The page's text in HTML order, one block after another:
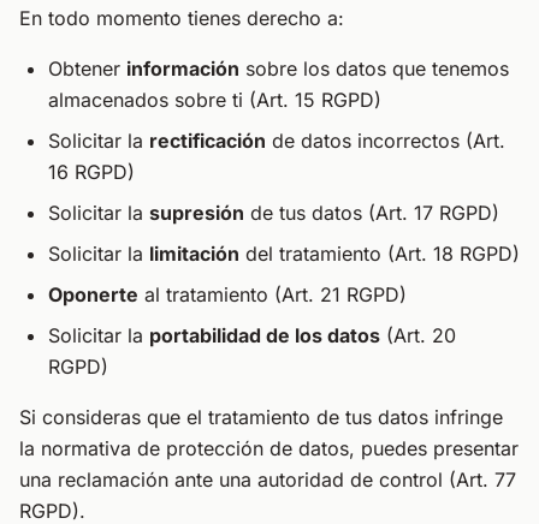
En todo momento tienes derecho a:
Obtener información sobre los datos que tenemos
almacenados sobre ti (Art. 15 RGPD)
Solicitar la rectificación de datos incorrectos (Art.
16 RGPD)
Solicitar la supresión de tus datos (Art. 17 RGPD)
Solicitar la limitación del tratamiento (Art. 18 RGPD)
Oponerte al tratamiento (Art. 21 RGPD)
Solicitar la portabilidad de los datos (Art. 20
RGPD)
Si consideras que el tratamiento de tus datos infringe
la normativa de protección de datos, puedes presentar
una reclamación ante una autoridad de control (Art. 77
RGPD).